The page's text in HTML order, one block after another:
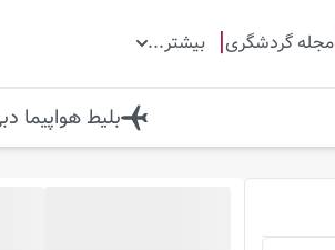
مجله گردشگری بیشتر...
بلیط هواپیما